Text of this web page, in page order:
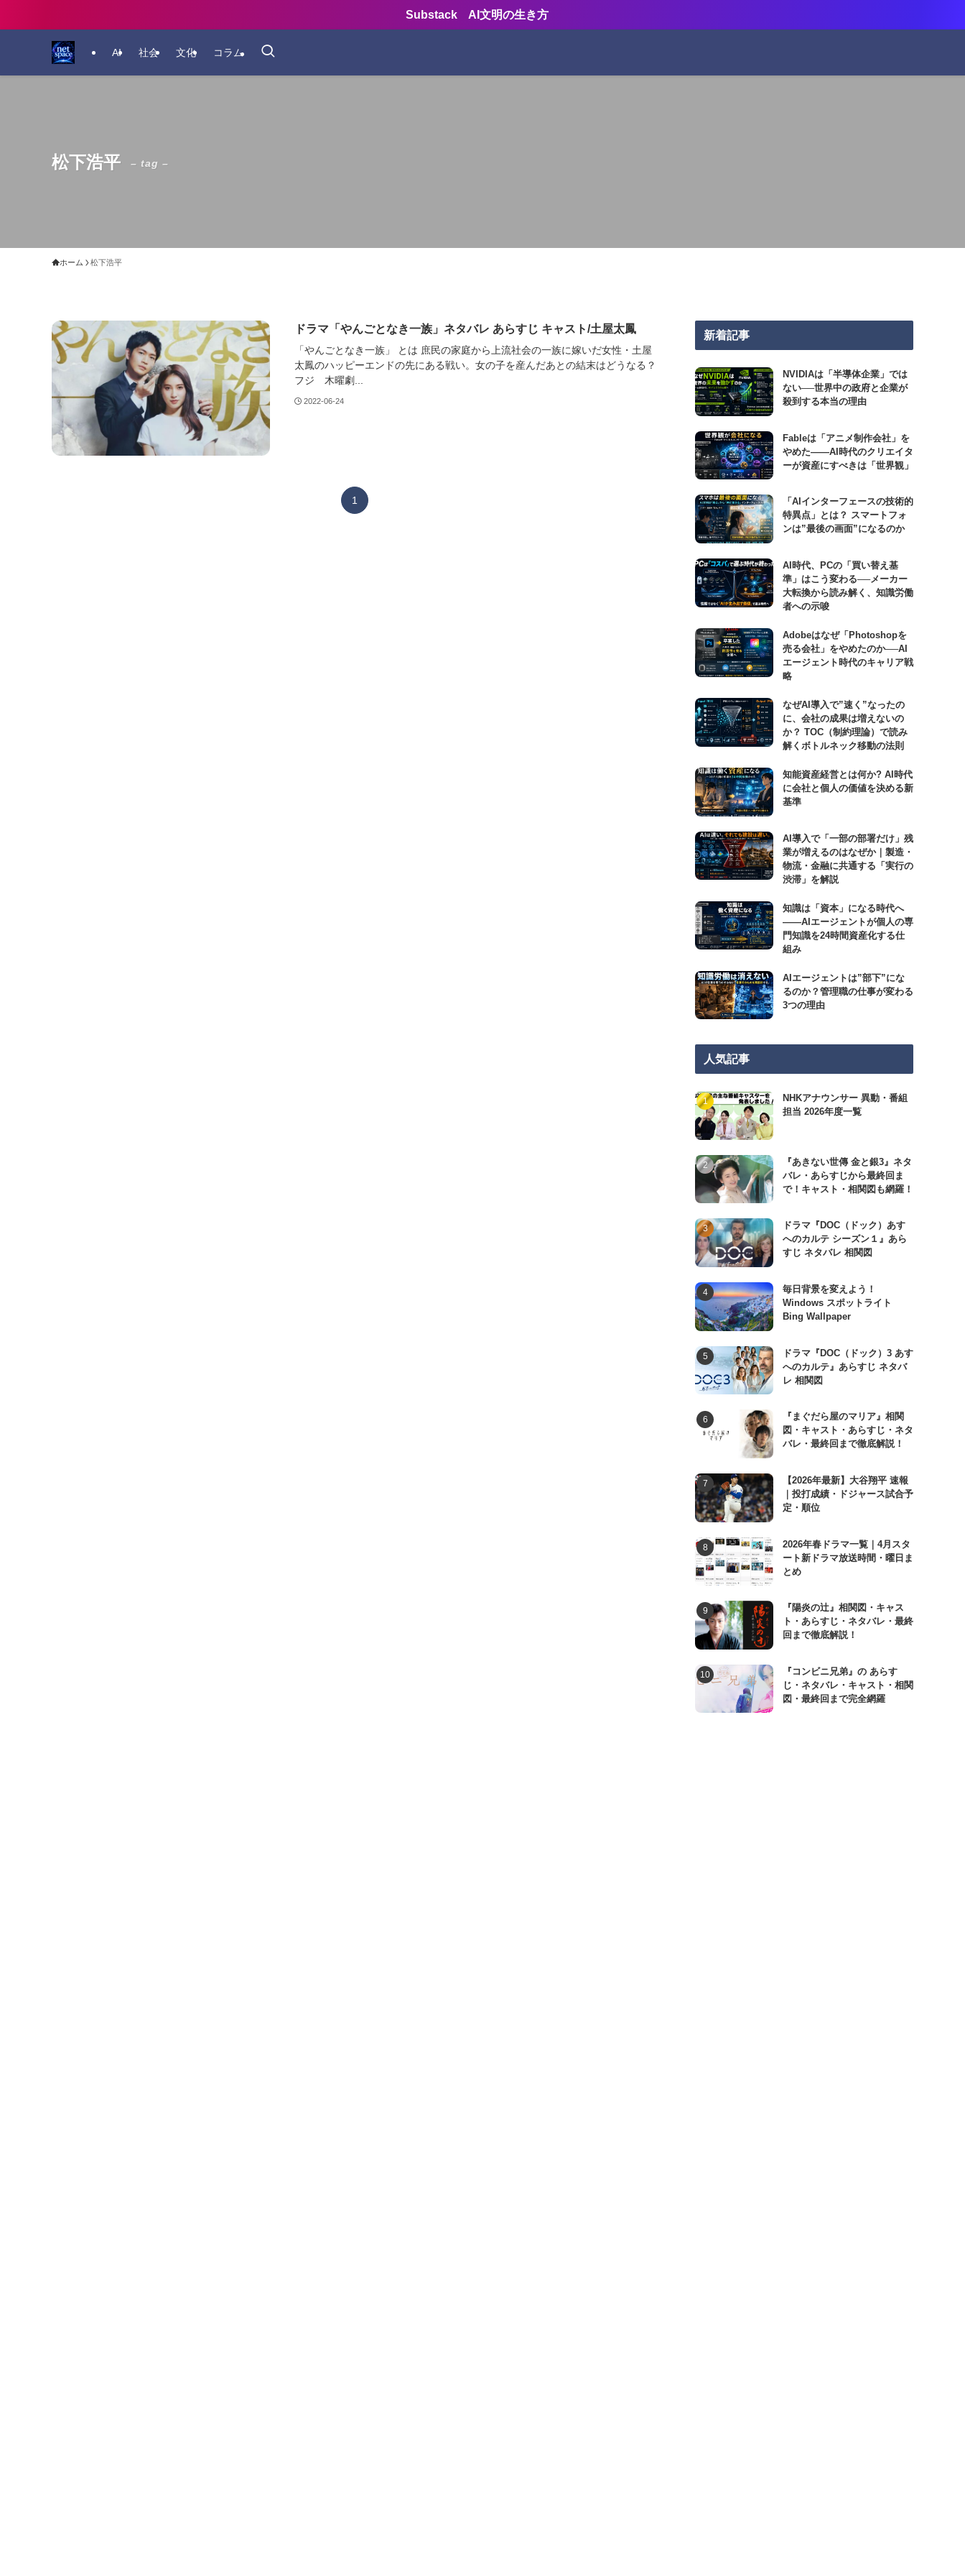
Substack AI文明の生き方
AI 社会 文化 コラム
松下浩平 – tag –
ホーム 松下浩平
ドラマ「やんごとなき一族」ネタバレ あらすじ キャスト/土屋太鳳
「やんごとなき一族」 とは 庶民の家庭から上流社会の一族に嫁いだ女性・土屋
太鳳のハッピーエンドの先にある戦い。女の子を産んだあとの結末はどうなる？
フジ 木曜劇...
2022-06-24
1
新着記事
NVIDIAは「半導体企業」では
ない──世界中の政府と企業が
殺到する本当の理由
Fableは「アニメ制作会社」を
やめた――AI時代のクリエイタ
ーが資産にすべきは「世界観」
「AIインターフェースの技術的
特異点」とは？ スマートフォ
ンは”最後の画面”になるのか
AI時代、PCの「買い替え基
準」はこう変わる──メーカー
大転換から読み解く、知識労働
者への示唆
Adobeはなぜ「Photoshopを
売る会社」をやめたのか──AI
エージェント時代のキャリア戦
略
なぜAI導入で”速く”なったの
に、会社の成果は増えないの
か？ TOC（制約理論）で読み
解くボトルネック移動の法則
知能資産経営とは何か? AI時代
に会社と個人の価値を決める新
基準
AI導入で「一部の部署だけ」残
業が増えるのはなぜか｜製造・
物流・金融に共通する「実行の
渋滞」を解説
知識は「資本」になる時代へ
——AIエージェントが個人の専
門知識を24時間資産化する仕
組み
AIエージェントは”部下”にな
るのか？管理職の仕事が変わる
3つの理由
人気記事
NHKアナウンサー 異動・番組
担当 2026年度一覧
『あきない世傳 金と銀3』ネタ
バレ・あらすじから最終回ま
で！キャスト・相関図も網羅！
ドラマ『DOC（ドック）あす
へのカルテ シーズン１』あら
すじ ネタバレ 相関図
毎日背景を変えよう！
Windows スポットライト
Bing Wallpaper
ドラマ『DOC（ドック）3 あす
へのカルテ』あらすじ ネタバ
レ 相関図
『まぐだら屋のマリア』相関
図・キャスト・あらすじ・ネタ
バレ・最終回まで徹底解説！
【2026年最新】大谷翔平 速報
｜投打成績・ドジャース試合予
定・順位
2026年春ドラマ一覧｜4月スタ
ート新ドラマ放送時間・曜日ま
とめ
『陽炎の辻』相関図・キャス
ト・あらすじ・ネタバレ・最終
回まで徹底解説！
『コンビニ兄弟』の あらす
じ・ネタバレ・キャスト・相関
図・最終回まで完全網羅